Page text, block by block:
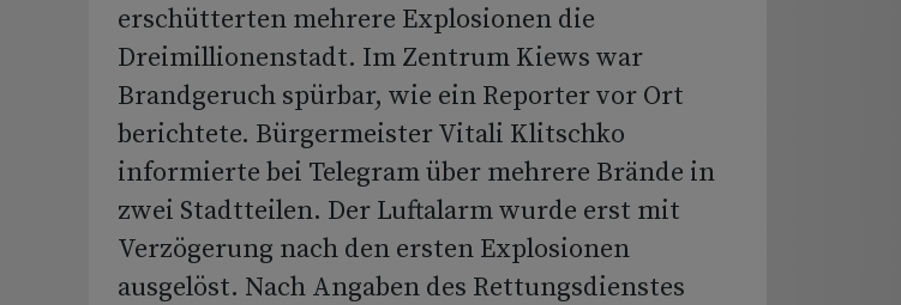
erschütterten mehrere Explosionen die
Dreimillionenstadt. Im Zentrum Kiews war
Brandgeruch spürbar, wie ein Reporter vor Ort
berichtete. Bürgermeister Vitali Klitschko
informierte bei Telegram über mehrere Brände in
zwei Stadtteilen. Der Luftalarm wurde erst mit
Verzögerung nach den ersten Explosionen
ausgelöst. Nach Angaben des Rettungsdienstes